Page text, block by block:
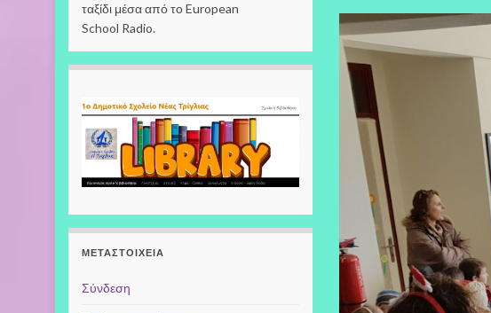
ταξίδι μέσα από το European
School Radio.
ΜΕΤΑΣΤΟΙΧΕΊΑ
Σύνδεση